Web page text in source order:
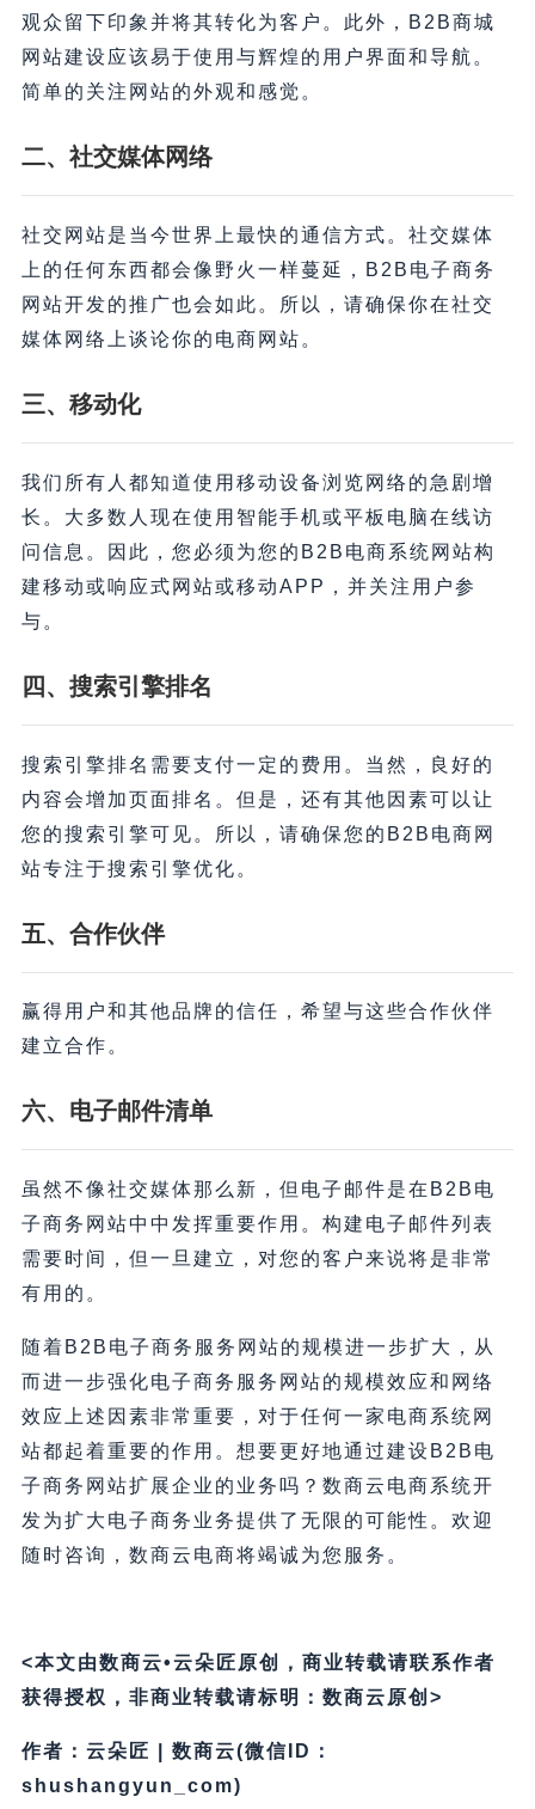
观众留下印象并将其转化为客户。此外，B2B商城
网站建设应该易于使用与辉煌的用户界面和导航。
简单的关注网站的外观和感觉。
二、 社交媒体网络
社交网站是当今世界上最快的通信方式。社交媒体
上的任何东西都会像野火一样蔓延，B2B电子商务
网站开发的推广也会如此。所以，请确保你在社交
媒体网络上谈论你的电商网站。
三、 移动化
我们所有人都知道使用移动设备浏览网络的急剧增
长。大多数人现在使用智能手机或平板电脑在线访
问信息。因此，您必须为您的B2B电商系统网站构
建移动或响应式网站或移动APP，并关注用户参
与。
四、 搜索引擎排名
搜索引擎排名需要支付一定的费用。当然，良好的
内容会增加页面排名。但是，还有其他因素可以让
您的搜索引擎可见。所以，请确保您的B2B电商网
站专注于搜索引擎优化。
五、 合作伙伴
赢得用户和其他品牌的信任，希望与这些合作伙伴
建立合作。
六、 电子邮件清单
虽然不像社交媒体那么新，但电子邮件是在B2B电
子商务网站中中发挥重要作用。构建电子邮件列表
需要时间，但一旦建立，对您的客户来说将是非常
有用的。
随着B2B电子商务服务网站的规模进一步扩大，从
而进一步强化电子商务服务网站的规模效应和网络
效应上述因素非常重要，对于任何一家电商系统网
站都起着重要的作用。想要更好地通过建设B2B电
子商务网站扩展企业的业务吗？数商云电商系统开
发为扩大电子商务业务提供了无限的可能性。欢迎
随时咨询，数商云电商将竭诚为您服务。
<本文由数商云•云朵匠原创，商业转载请联系作者
获得授权，非商业转载请标明：数商云原创>
作者：云朵匠 | 数商云(微信ID：
shushangyun_com)